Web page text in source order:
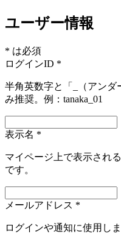
ユーザー情報
* は必須
ログインID *
半角英数字と「_（アン
み推奨。例： tanaka_01
表示名 *
マイページ上で表示され
です。
メールアドレス *
ログインや通知に使用し